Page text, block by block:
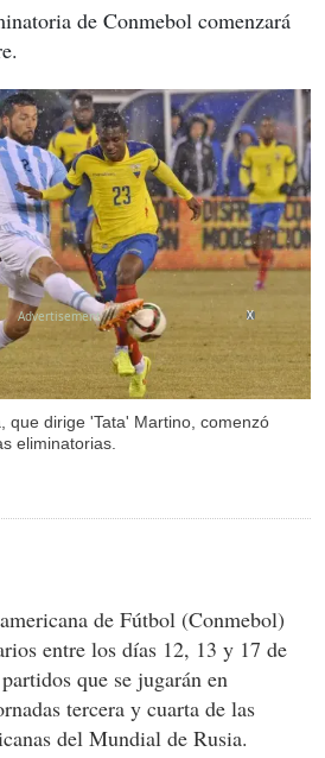
de Conmebol comenzará
que dirige 'Tata' Martino, comenzó
eliminatorias.
X
de Fútbol (Conmebol)
entre los días 12, 13 y 17 de
que se jugarán en
tercera y cuarta de las
del Mundial de Rusia.